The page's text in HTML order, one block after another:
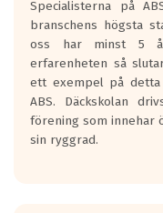
längsta.
Inga D eller G betyg
personbilar och lätta
Betyget sätts efter
skall bromsa in på
0.5-1.5 mm vatten.
I 80km/h kommer
Specialisterna på
branschens högsta
oss har minst 5
erfarenheten så
ett exempel på detta
ABS. Däckskolan
förening som innehar
sin ryggrad.